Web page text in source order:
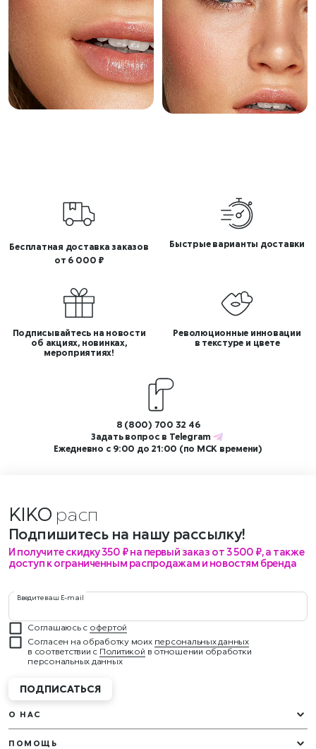
Бесплатная доставка заказов
от 6 000 ₽
Быстрые варианты доставки
Подписывайтесь на новости
об акциях, новинках,
мероприятиях!
Революционные инновации
в текстуре и цвете
8 (800) 700 32 46
Задать вопрос в Telegram
Ежедневно с 9:00 до 21:00 (по МСК времени)
KIKO р
Подпишитесь на нашу рассылку!
И получите скидку 350 ₽ на первый заказ от 3 500 ₽, а также
доступ к ограниченным распродажам и новостям бренда
Введите ваш E-mail
Соглашаюсь с офертой
Согласен на обработку моих персональных данных
в соответствии с Политикой в отношении обработки
персональных данных
ПОДПИСАТЬСЯ
О НАС
ПОМОЩЬ